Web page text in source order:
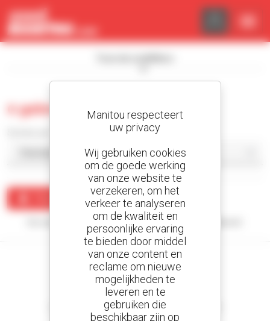
0 gebruikt kniklader
Maak een waarschuwing
Uw zoekopdracht heeft geen enkel resultaat opgeleverd.
Stel meldingen in
en ontvang advertenties van tweedehandsmaterieel
Cookies beheer paneel
Manitou respecteert
uw privacy
Wij gebruiken cookies
om de goede werking
van onze website te
verzekeren, om het
verkeer te analyseren
om de kwaliteit en
persoonlijke ervaring
te bieden door middel
van onze content en
reclame om nieuwe
mogelijkheden te
leveren en te
gebruiken die
beschikbaar zijn op